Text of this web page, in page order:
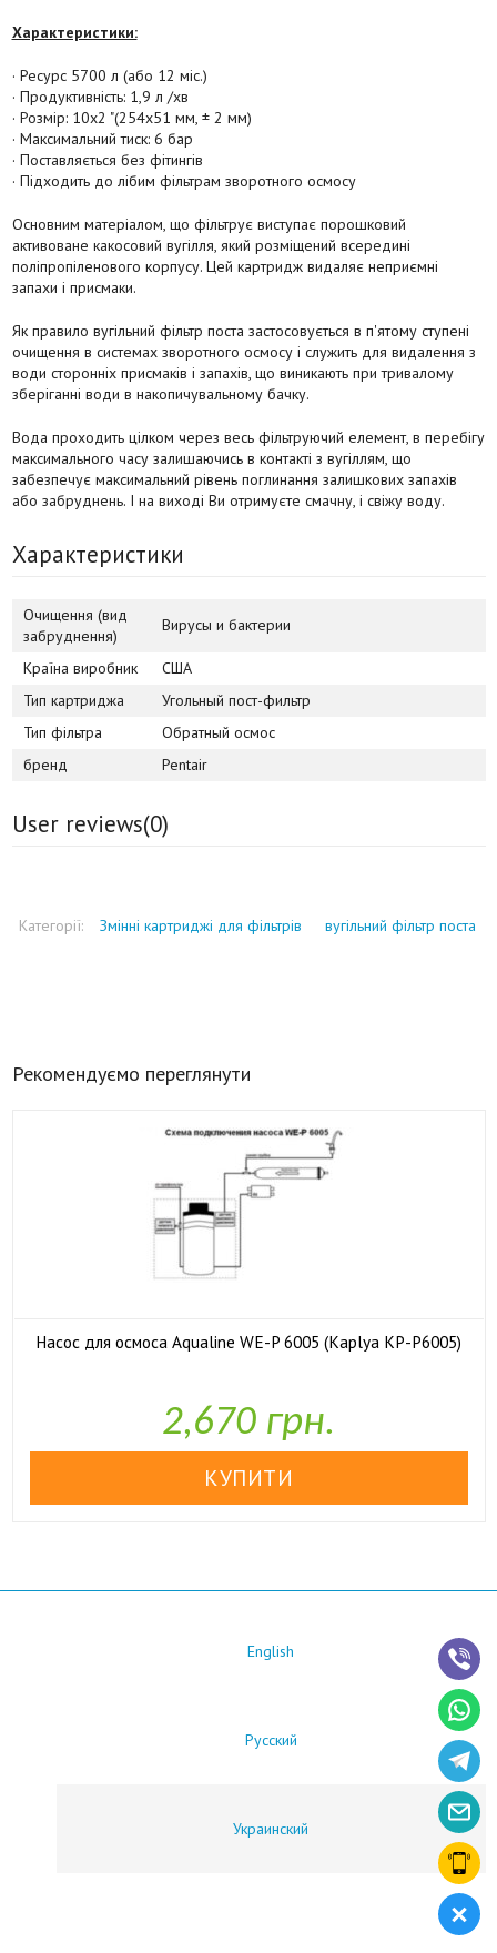
Характеристики:
· Ресурс 5700 л (або 12 міс.)
· Продуктивність: 1,9 л /хв
· Розмір: 10х2 "(254х51 мм, ± 2 мм)
· Максимальний тиск: 6 бар
· Поставляється без фітингів
· Підходить до лібим фільтрам зворотного осмосу
Основним матеріалом, що фільтрує виступає порошковий
активоване какосовий вугілля, який розміщений всередині
поліпропіленового корпусу. Цей картридж видаляє неприємні
запахи і присмаки.
Як правило вугільний фільтр поста застосовується в п'ятому ступені
очищення в системах зворотного осмосу і служить для видалення з
води сторонніх присмаків і запахів, що виникають при тривалому
зберіганні води в накопичувальному бачку.
Вода проходить цілком через весь фільтруючий елемент, в перебігу
максимального часу залишаючись в контакті з вугіллям, що
забезпечує максимальний рівень поглинання залишкових запахів
або забруднень. І на виході Ви отримуєте смачну, і свіжу воду.
Характеристики
Очищення (вид
забруднення)
Вирусы и бактерии
Країна виробник
США
Тип картриджа
Угольный пост-фильтр
Тип фільтра
Обратный осмос
бренд
Pentair
User reviews(0)
Категорії: Змінні картриджі для фільтрів вугільний фільтр поста
Рекомендуємо переглянути
Насос для осмоса Aqualine WE-P 6005 (Kaplya KP-P6005)
2,670 грн.
English
Русский
Украинский